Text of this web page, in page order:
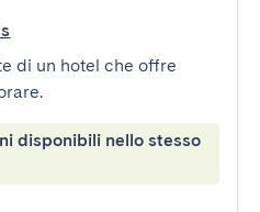
di un hotel che offre
disponibili nello stesso